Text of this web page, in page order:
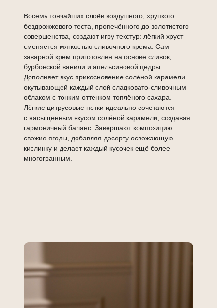
Восемь тончайших слоёв воздушного, хрупкого
бездрожжевого теста, пропечённого до золотистого
совершенства, создают игру текстур: лёгкий хруст
сменяется мягкостью сливочного крема. Сам
заварной крем приготовлен на основе сливок,
бурбонской ванили и апельсиновой цедры.
Дополняет вкус прикосновение солёной карамели,
окутывающей каждый слой сладковато-сливочным
облаком с тонким оттенком топлёного сахара.
Лёгкие цитрусовые нотки идеально сочетаются
с насыщенным вкусом солёной карамели, создавая
гармоничный баланс. Завершают композицию
свежие ягоды, добавляя десерту освежающую
кислинку и делает каждый кусочек ещё более
многогранным.